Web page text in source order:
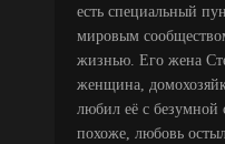
есть специальный
мировым
жизнью. Его жена
женщина,
любил её с безумной
похоже, любовь